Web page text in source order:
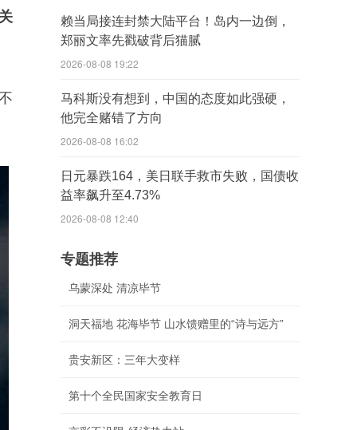
赖当局接连封禁大陆平台！岛内一边倒，
郑丽文率先戳破背后猫腻
2026-08-08 19:22
马科斯没有想到，中国的态度如此强硬，
他完全赌错了方向
2026-08-08 16:02
日元暴跌164，美日联手救市失败，国债收
益率飙升至4.73%
2026-08-08 12:40
专题推荐
乌蒙深处 清凉毕节
洞天福地 花海毕节 山水馈赠里的“诗与远方”
贵安新区：三年大变样
第十个全民国家安全教育日